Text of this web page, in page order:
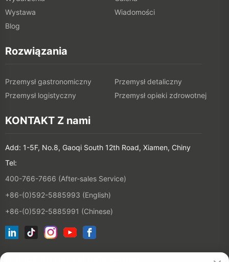
Wystawa
Wiadomości
Blog
Rozwiązania
Przemysł gastronomiczny
Przemysł detaliczny
Przemysł logistyczny
Przemysł opieki zdrowotnej
KONTAKT Z nami
Add: 1-5F, No.8, Gaoqi South 12th Road, Xiamen, Chiny
Tel:
400-766-7666 (After-sales Service)
+86-(0)592-5885993 (English)
+86-(0)592-5885991 (Chinese)